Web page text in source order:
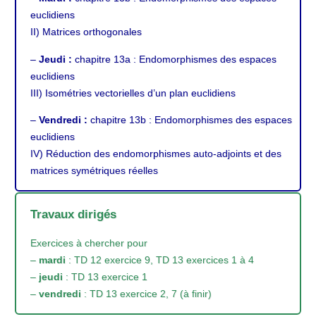
euclidiens
II) Matrices orthogonales
– Jeudi : chapitre 13a : Endomorphismes des espaces
euclidiens
III) Isométries vectorielles d’un plan euclidiens
– Vendredi : chapitre 13b : Endomorphismes des espaces
euclidiens
IV) Réduction des endomorphismes auto-adjoints et des
matrices symétriques réelles
Travaux dirigés
Exercices à chercher pour
– mardi : TD 12 exercice 9, TD 13 exercices 1 à 4
– jeudi : TD 13 exercice 1
– vendredi : TD 13 exercice 2, 7 (à finir)